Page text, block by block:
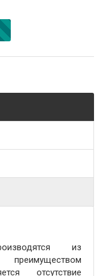
из
преимуществом
отсутствие